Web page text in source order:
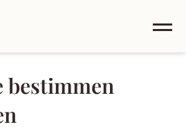
bestimmen